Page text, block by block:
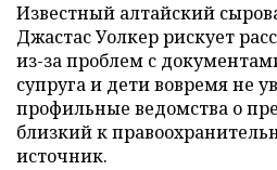
Известный алтайский
Джастас Уолкер рискует
из-за проблем с
супруга и дети вовремя не
профильные ведомства о
близкий к
источник.